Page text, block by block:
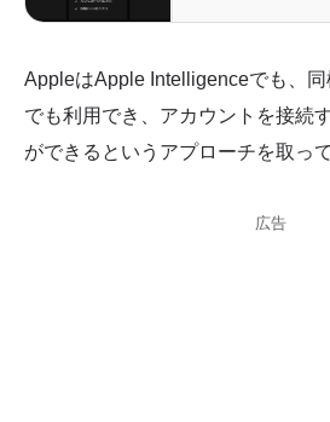
AppleはApple Intelligenceでも、
でも利用でき、アカウントを接続
ができるというアプローチを取っ
広告